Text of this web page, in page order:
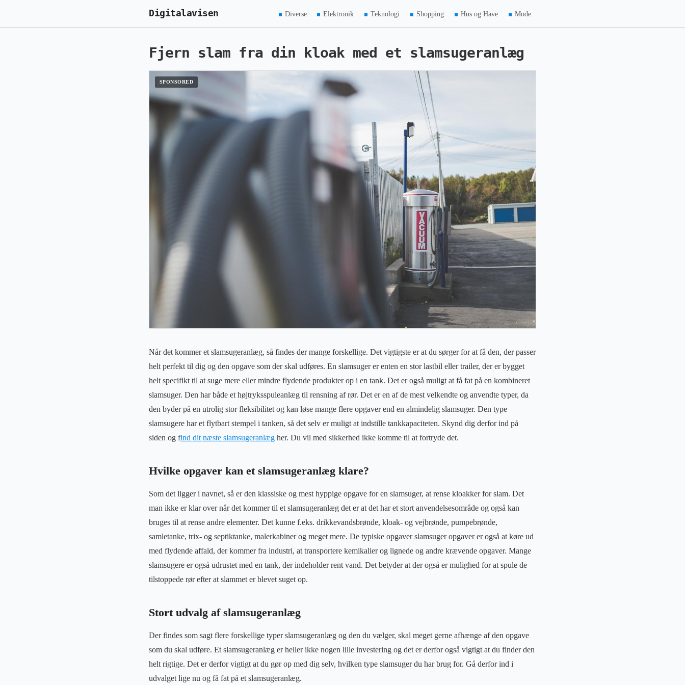
Digitalavisen Diverse Elektronik Teknologi Shopping Hus og Have Mode
Fjern slam fra din kloak med et slamsugeranlæg
Når det kommer et slamsugeranlæg, så findes der mange forskellige. Det vigtigste er at du sørger for at få den, der passer
helt perfekt til dig og den opgave som der skal udføres. En slamsuger er enten en stor lastbil eller trailer, der er bygget
helt specifikt til at suge mere eller mindre flydende produkter op i en tank. Det er også muligt at få fat på en kombineret
slamsuger. Den har både et højtryksspuleanlæg til rensning af rør. Det er en af de mest velkendte og anvendte typer, da
den byder på en utrolig stor fleksibilitet og kan løse mange flere opgaver end en almindelig slamsuger. Den type
slamsugere har et flytbart stempel i tanken, så det selv er muligt at indstille tankkapaciteten. Skynd dig derfor ind på
siden og find dit næste slamsugeranlæg her. Du vil med sikkerhed ikke komme til at fortryde det.
Hvilke opgaver kan et slamsugeranlæg klare?
Som det ligger i navnet, så er den klassiske og mest hyppige opgave for en slamsuger, at rense kloakker for slam. Det
man ikke er klar over når det kommer til et slamsugeranlæg det er at det har et stort anvendelsesområde og også kan
bruges til at rense andre elementer. Det kunne f.eks. drikkevandsbrønde, kloak- og vejbrønde, pumpebrønde,
samletanke, trix- og septiktanke, malerkabiner og meget mere. De typiske opgaver slamsuger opgaver er også at køre ud
med flydende affald, der kommer fra industri, at transportere kemikalier og lignede og andre krævende opgaver. Mange
slamsugere er også udrustet med en tank, der indeholder rent vand. Det betyder at der også er mulighed for at spule de
tilstoppede rør efter at slammet er blevet suget op.
Stort udvalg af slamsugeranlæg
Der findes som sagt flere forskellige typer slamsugeranlæg og den du vælger, skal meget gerne afhænge af den opgave
som du skal udføre. Et slamsugeranlæg er heller ikke nogen lille investering og det er derfor også vigtigt at du finder den
helt rigtige. Det er derfor vigtigt at du gør op med dig selv, hvilken type slamsuger du har brug for. Gå derfor ind i
udvalget lige nu og få fat på et slamsugeranlæg.